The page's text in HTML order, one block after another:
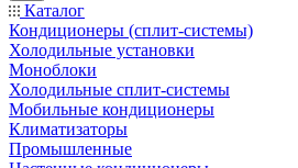
Каталог
Кондиционеры (сплит-системы)
Холодильные установки
Моноблоки
Холодильные сплит-системы
Мобильные кондиционеры
Климатизаторы
Промышленные